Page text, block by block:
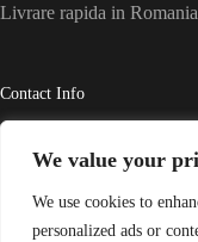
We value your
We use cookies to
personalized ads or
Livrare rapida in
Contact Info
Motoare Diesel • Piese
Str.